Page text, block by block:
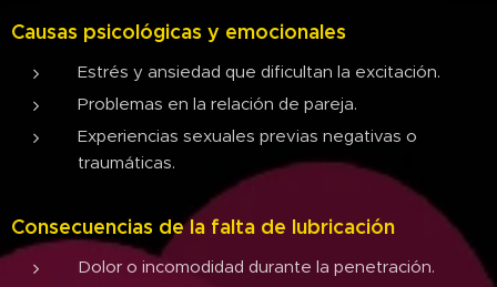
Causas psicológicas y emocionales
Estrés y ansiedad que dificultan la excitación.
Problemas en la relación de pareja.
Experiencias sexuales previas negativas o
traumáticas.
Consecuencias de la falta de lubricación
Dolor o incomodidad durante la penetración.